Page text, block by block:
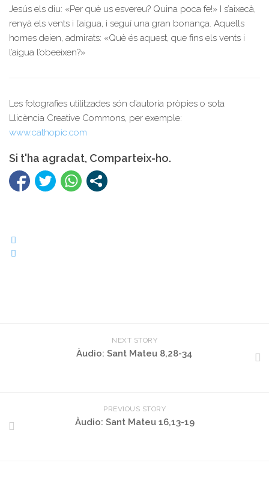
Jesús els diu: «Per què us esvereu? Quina poca fe!» I s’aixecà,
renyà els vents i l’aigua, i seguí una gran bonança. Aquells
homes deien, admirats: «Què és aquest, que fins els vents i
l’aigua l’obeeixen?»
Les fotografies utilitzades són d’autoria pròpies o sota
Llicència Creative Commons, per exemple:
www.cathopic.com
Si t'ha agradat, Comparteix-ho.
NEXT STORY
Àudio: Sant Mateu 8,28-34
PREVIOUS STORY
Àudio: Sant Mateu 16,13-19